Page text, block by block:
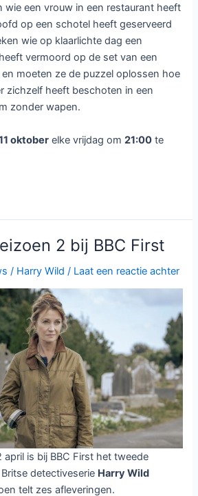
wie een vrouw in een restaurant heeft
op een schotel heeft geserveerd
wie op klaarlichte dag een
vermoord op de set van een
moeten ze de puzzel oplossen hoe
zichzelf heeft beschoten in een
zonder wapen.
oktober elke vrijdag om21:00 te
2 bij BBC First
/ Harry Wild / Laat een reactie achter
april is bij BBC First het tweede
detectiveserie Harry Wild
telt zes afleveringen.